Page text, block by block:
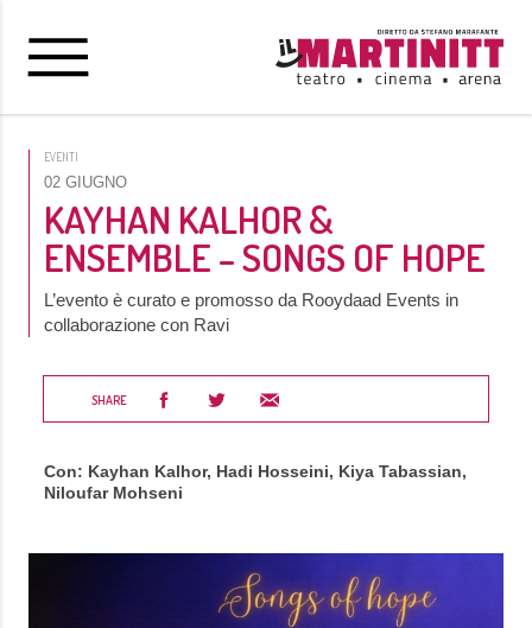
EVENTI
02 GIUGNO
KAYHAN KALHOR &
ENSEMBLE – SONGS OF HOPE
L’evento è curato e promosso da Rooydaad Events in
collaborazione con Ravi
SHARE
Con: Kayhan Kalhor, Hadi Hosseini, Kiya Tabassian,
Niloufar Mohseni